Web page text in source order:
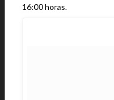
16:00 horas.